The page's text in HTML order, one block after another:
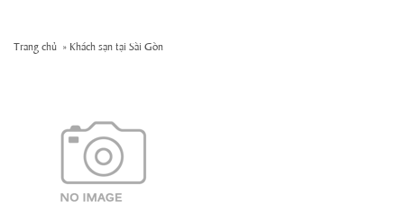
Trang chủ » Khách sạn tại Sài Gòn